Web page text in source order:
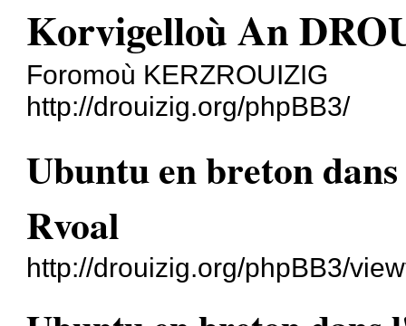
Korvigelloù An
Foromoù KERZROUIZIG
http://drouizig.org/phpBB3/
Ubuntu en breton
Rvoal
http://drouizig.org/phpBB3/